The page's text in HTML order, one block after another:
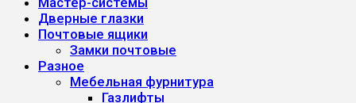
Дверные глазки
Почтовые ящики
Замки почтовые
Разное
Мебельная фурнитура
Газлифты